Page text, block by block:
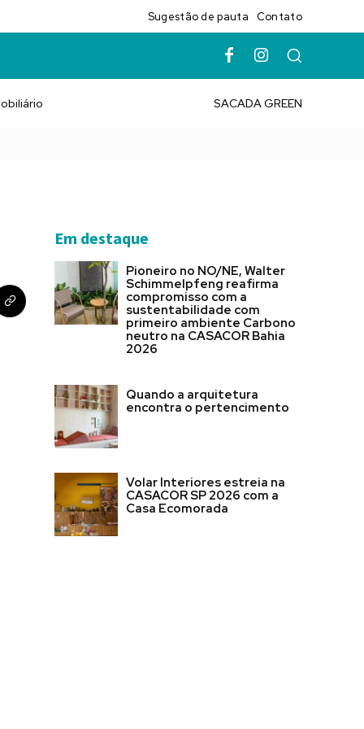
Sugestão de pauta Contato
SACADA GREEN
Em destaque
Pioneiro no NO/NE, Walter
Schimmelpfeng reafirma
compromisso com a
sustentabilidade com
primeiro ambiente Carbono
neutro na CASACOR Bahia
2026
Quando a arquitetura
encontra o pertencimento
Volar Interiores estreia na
CASACOR SP 2026 com a
Casa Ecomorada